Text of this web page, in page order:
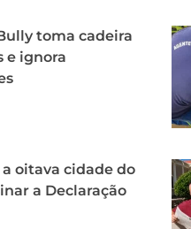
toma cadeira
e ignora
oitava cidade do
a Declaração